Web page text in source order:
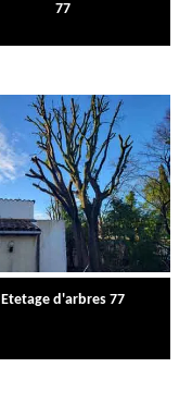
77
Etetage d'arbres 77